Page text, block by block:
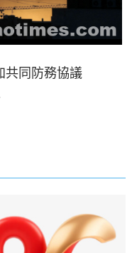
共同防務協議